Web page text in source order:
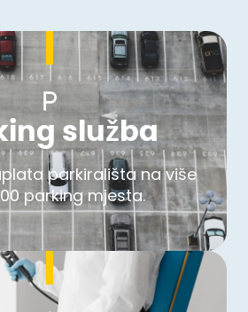
služba
parkirališta na više
parking mjesta.